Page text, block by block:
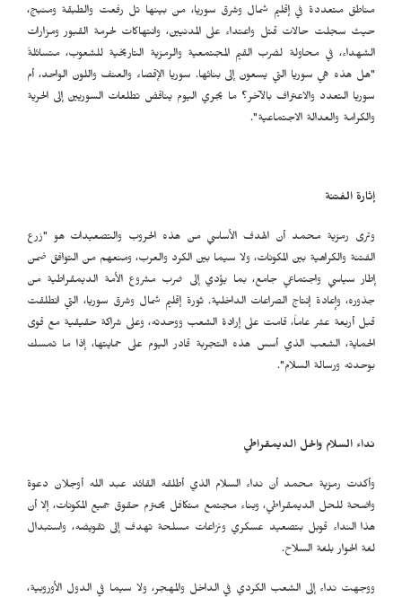
مناطق متعددة في إقليم شمال وشرق سوريا، من بينها تل رفعت والطبقة ومنبج،
حيث سجلت حالات قتل واعتداء على المدنيين، وانتهاكات لحرمة القبور ومزارات
الشهداء، في محاولة لضرب القيم المجتمعية والرمزية التاريخية للشعوب، متسائلةً
"هل هذه هي سوريا التي يسعون إلى بنائها. سوريا الإقصاء والعنف واللون الواحد، أم
سوريا التعدد والاعتراف بالآخر؟ ما يجري اليوم يناقض تطلعات السوريين إلى الحرية
والكرامة والعدالة الاجتماعية".
إثارة الفتنة
وترى رمزية محمد أن الهدف الأساسي من هذه الحروب والتصعيدات هو "زرع
الفتنة والكراهية بين المكونات، ولا سيما بين الكرد والعرب، ومنعهم من التوافق ضمن
إطار سياسي واجتماعي جامع، بما يؤدي إلى ضرب مشروع الأمة الديمقراطية من
جذوره، وإعادة إنتاج الصراعات الداخلية. ثورة إقليم شمال وشرق سوريا، التي انطلقت
قبل أربعة عشر عاماً، قامت على إرادة الشعب ووحدته، وعلى شراكة حقيقية مع قوى
الحماية، الشعب الذي أسس هذه التجربة قادر اليوم على حمايتها، إذا ما تمسك
بوحدته ورسالة السلام".
نداء السلام والحل الديمقراطي
وأكدت رمزية محمد أن نداء السلام الذي أطلقه القائد عبد الله أوجلان دعوة
واضحة للحل الديمقراطي، وبناء مجتمع متكافل يحترم حقوق جميع المكونات، إلا أن
هذا النداء قوبل بتصعيد عسكري ونزاعات مسلحة تهدف إلى تقويضه، واستبدال
لغة الحوار بلغة السلاح.
ووجهت نداء إلى الشعب الكردي في الداخل والمهجر، ولا سيما في الدول الأوروبية،